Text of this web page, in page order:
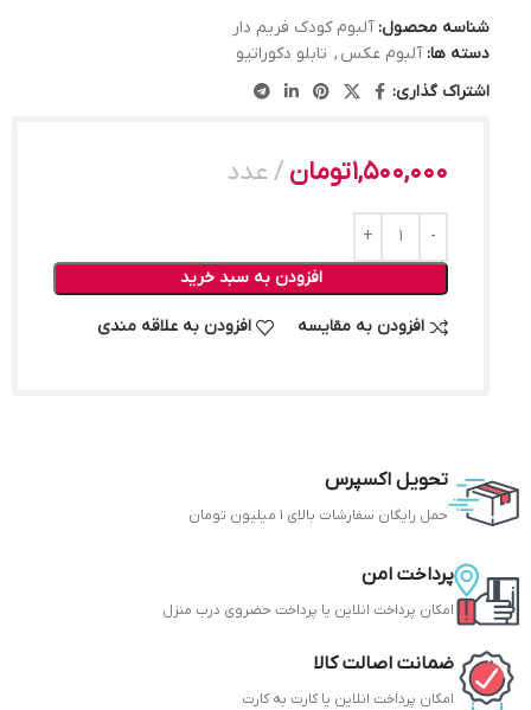
شناسه محصول:آلبوم کودک فریم دار
دسته ها: آلبوم عکس , تابلو دکوراتیو
اشتراک گذاری:
1,500,000تومان عدد
افزودن به سبد خرید
افزودن به مقایسه افزودن به علاقه مندی
تحویل اکسپرس
حمل رایگان سفارشات بالای 1 میلیون تومان
پرداخت امن
امکان پرداخت انلاین یا پرداخت حضروی درب منزل
ضمانت اصالت کالا
امکان پرداخت انلاین یا کارت به کارت